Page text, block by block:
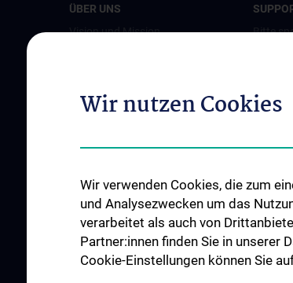
ÜBER UNS
Vision und Mission
Executive Board
Events
Pressebeiträge
Bitte
Wir nutzen Cookies
Wir verwenden Cookies, die zum
und Analysezwecken um das
verarbeitet als auch von
Partner:innen finden Sie in unserer
Cookie-Einstellungen können Sie